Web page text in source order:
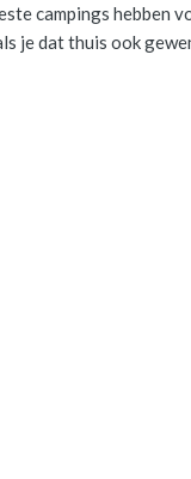
campings hebben
je dat thuis ook